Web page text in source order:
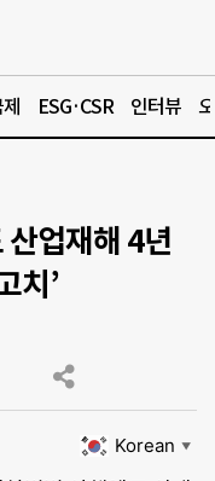
ESG·CSR 인터뷰
업재해 4년
치’
Korean ▼